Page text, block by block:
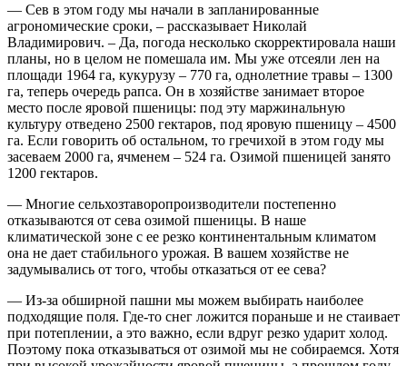
— Сев в этом году мы начали в запланированные
агрономические сроки, – рассказывает Николай
Владимирович. – Да, погода несколько скорректировала наши
планы, но в целом не помешала им. Мы уже отсеяли лен на
площади 1964 га, кукурузу – 770 га, однолетние травы – 1300
га, теперь очередь рапса. Он в хозяйстве занимает второе
место после яровой пшеницы: под эту маржинальную
культуру отведено 2500 гектаров, под яровую пшеницу – 4500
га. Если говорить об остальном, то гречихой в этом году мы
засеваем 2000 га, ячменем – 524 га. Озимой пшеницей занято
1200 гектаров.
— Многие сельхозтаворопроизводители постепенно
отказываются от сева озимой пшеницы. В наше
климатической зоне с ее резко континентальным климатом
она не дает стабильного урожая. В вашем хозяйстве не
задумывались от того, чтобы отказаться от ее сева?
— Из-за обширной пашни мы можем выбирать наиболее
подходящие поля. Где-то снег ложится пораньше и не стаивает
при потеплении, а это важно, если вдруг резко ударит холод.
Поэтому пока отказываться от озимой мы не собираемся. Хотя